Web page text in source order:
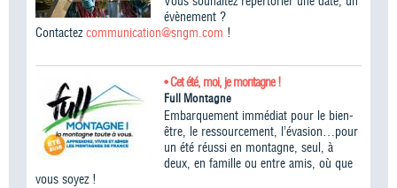
évènement ?
Contactezcommunication@sngm.com !
• Cet été, moi, je montagne !
Full Montagne
Embarquement immédiat pour le bien-
être, le ressourcement, l’évasion…pour
un été réussi en montagne, seul, à
deux, en famille ou entre amis, où que
vous soyez !